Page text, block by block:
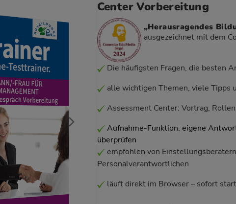
Center Vorbereitung
„Herausragendes
ausgezeichnet mit dem
Die häufigsten Fragen, die besten
alle wichtigen Themen, viele Tipps
Assessment Center: Vortrag,
Aufnahme-Funktion: eigene
überprüfen
empfohlen von
Personalverantwortlichen
läuft direkt im Browser – sofort